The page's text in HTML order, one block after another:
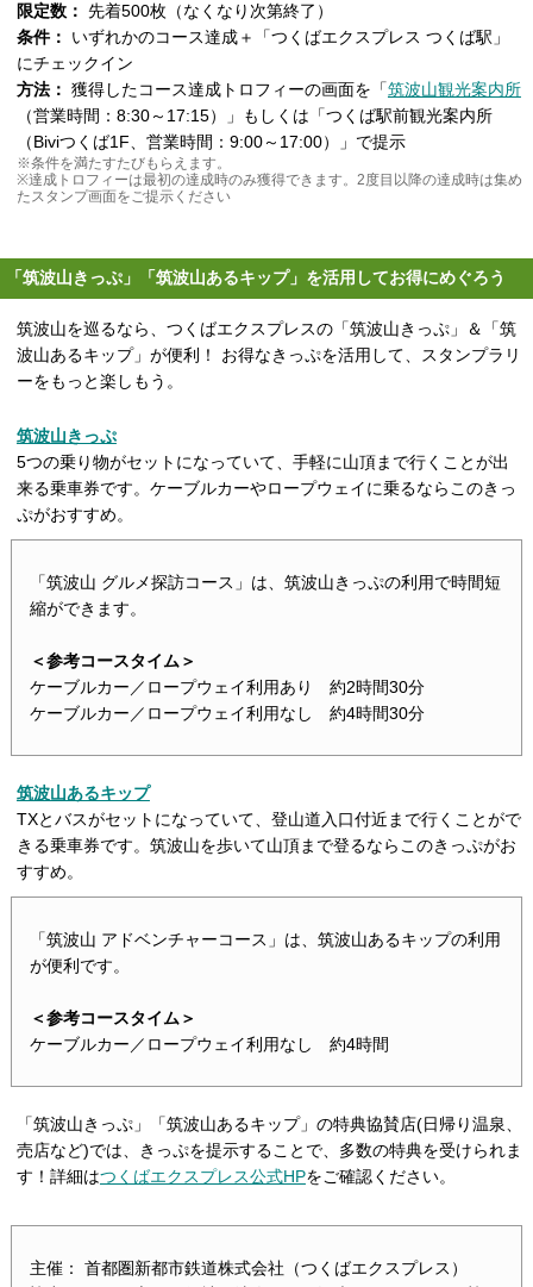
限定数： 先着500枚（なくなり次第終了）
条件：
いずれかのコース達成＋「つくばエクスプレス つくば駅」
にチェックイン
方法： 獲得したコース達成トロフィーの画面を「筑波山観光案内所
（営業時間：8:30～17:15）」もしくは「つくば駅前観光案内所
（Biviつくば1F、営業時間：9:00～17:00）」で提示
※条件を満たすたびもらえます。
※達成トロフィーは最初の達成時のみ獲得できます。2度目以降の達成時は集め
たスタンプ画面をご提示ください
「筑波山きっぷ」「筑波山あるキップ」を活用してお得にめぐろう
筑波山を巡るなら、つくばエクスプレスの「筑波山きっぷ」＆「筑
波山あるキップ」が便利！ お得なきっぷを活用して、スタンプラリ
ーをもっと楽しもう。
筑波山きっぷ
5つの乗り物がセットになっていて、手軽に山頂まで行くことが出
来る乗車券です。ケーブルカーやロープウェイに乗るならこのきっ
ぷがおすすめ。
「筑波山 グルメ探訪コース」は、筑波山きっぷの利用で時間短
縮ができます。
＜参考コースタイム＞
ケーブルカー／ロープウェイ利用あり 約2時間30分
ケーブルカー／ロープウェイ利用なし 約4時間30分
筑波山あるキップ
TXとバスがセットになっていて、登山道入口付近まで行くことがで
きる乗車券です。筑波山を歩いて山頂まで登るならこのきっぷがお
すすめ。
「筑波山 アドベンチャーコース」は、筑波山あるキップの利用
が便利です。
＜参考コースタイム＞
ケーブルカー／ロープウェイ利用なし 約4時間
「筑波山きっぷ」「筑波山あるキップ」の特典協賛店(日帰り温泉、
売店など)では、きっぷを提示することで、多数の特典を受けられま
す！詳細はつくばエクスプレス公式HPをご確認ください。
主催： 首都圏新都市鉄道株式会社（つくばエクスプレス）